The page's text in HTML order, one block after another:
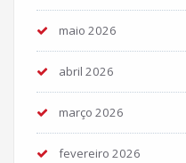
maio 2026
abril 2026
março 2026
fevereiro 2026